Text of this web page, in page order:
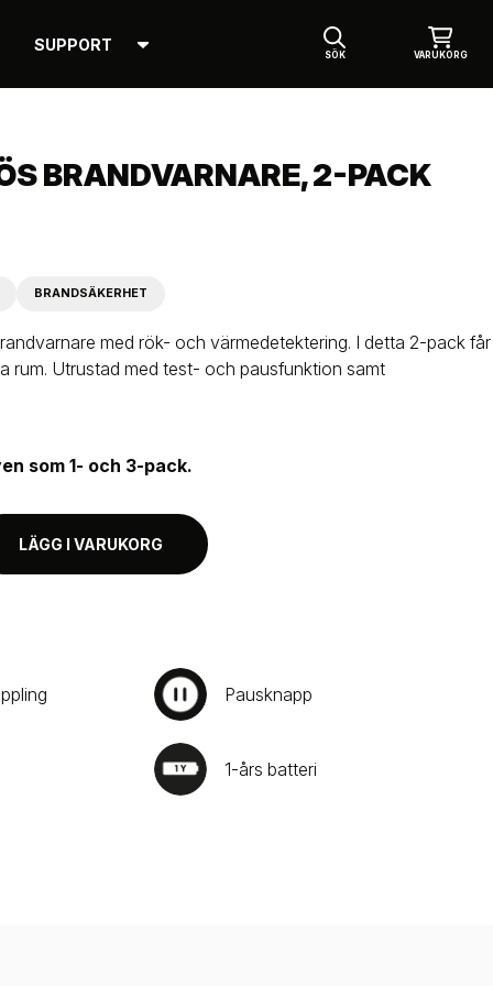
SUPPORT
SÖK VARUKORG
BRANDVARNARE, 2-PACK
BRANDSÄKERHET
med rök- och värmedetektering. I detta 2-pack får
rum. Utrustad med test- och pausfunktion samt
som 1- och 3-pack.
LÄGG I VARUKORG
Pausknapp
1-års batteri